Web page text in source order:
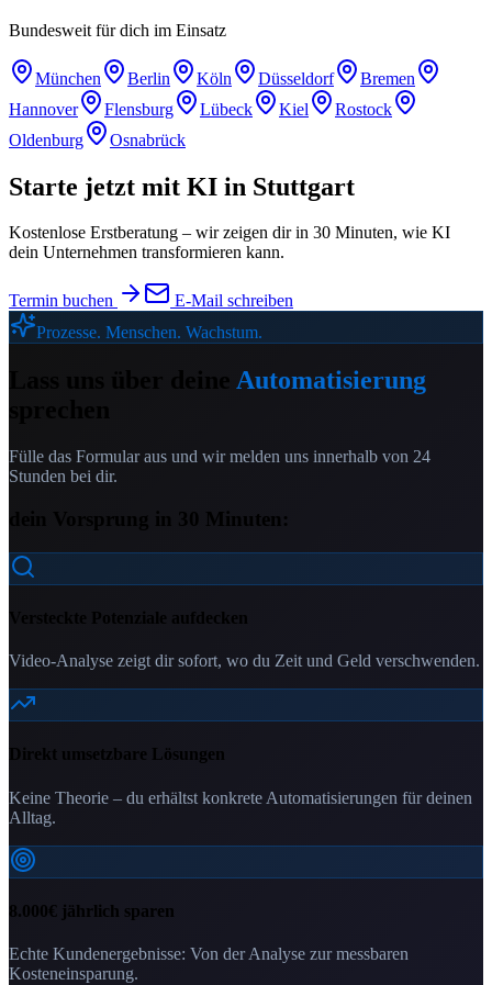
Bundesweit für dich im Einsatz
München Berlin Köln Düsseldorf
Bremen
Hannover
Flensburg Lübeck Kiel
Rostock
Oldenburg
Osnabrück
Starte jetzt mit KI in Stuttgart
Kostenlose Erstberatung – wir zeigen dir in 30 Minuten, wie KI
dein Unternehmen transformieren kann.
Termin buchen
E-Mail schreiben
Prozesse. Menschen. Wachstum.
Automatisierung
Fülle das Formular aus und wir melden uns innerhalb von 24
Stunden bei dir.
dein Vorsprung in 30 Minuten:
Versteckte Potenziale aufdecken
Video-Analyse zeigt dir sofort, wo du Zeit und Geld verschwenden.
Direkt umsetzbare Lösungen
Keine Theorie – du erhältst konkrete Automatisierungen für deinen
Alltag.
8.000€ jährlich sparen
Echte Kundenergebnisse: Von der Analyse zur messbaren
Kosteneinsparung.